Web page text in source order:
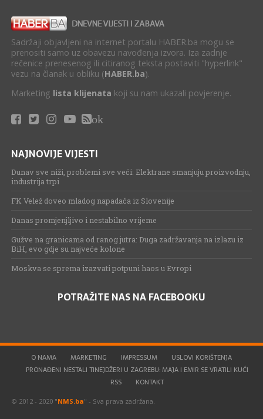
Sadržaji objavljeni na internet portalu HABER.ba mogu se
prenositi samo uz obavezu navođenja izvora. Iza zadnje
rečenice prenesenog ili citiranog teksta postaviti "hyperlink"
vezu na članak u obliku (HABER.ba).
Marketing lista klijenata koji su nam ukazali povjerenje.
ok
NAJNOVIJE VIJESTI
Dunav sve niži, problemi sve veći: Elektrane smanjuju proizvodnju,
industrija trpi
FK Velež doveo mladog napadača iz Slovenije
Danas promjenjljivo i nestabilno vrijeme
Gužve na granicama od ranog jutra: Duga zadržavanja na izlazu iz
BiH, evo gdje su najveće kolone
Moskva se sprema izazvati potpuni haos u Evropi
POTRAŽITE NAS NA FACEBOOKU
O NAMA MARKETING IMPRESSUM
USLOVI KORIŠTENJA
PRONAĐENI NESTALI TINEJDŽERI U ZAGREBU: MAJA I EMIR SE VRATILI KUĆI
RSS
KONTAKT
© 2012 - 2020 "NMS.ba" - Sva prava zadržana.